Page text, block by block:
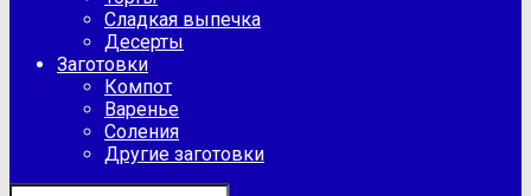
Сладкая выпечка
Десерты
Заготовки
Компот
Варенье
Соления
Другие заготовки